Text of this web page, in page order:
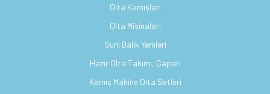
Olta Kamışları
Olta Misinaları
Suni Balık Yemleri
Hazır Olta Takımı, Çapari
Kamış Makine Olta Setleri